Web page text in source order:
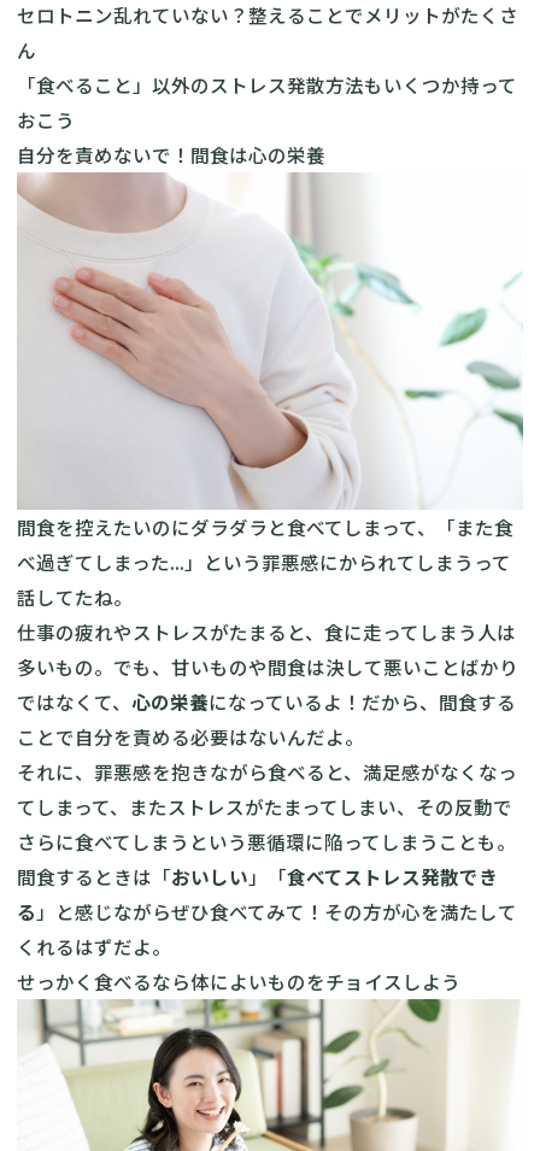
セロトニン乱れていない？整えることでメリットがたくさ
ん
「食べること」以外のストレス発散方法もいくつか持って
おこう
自分を責めないで！間食は心の栄養
間食を控えたいのにダラダラと食べてしまって、「また食
べ過ぎてしまった...」という罪悪感にかられてしまうって
話してたね。
仕事の疲れやストレスがたまると、食に走ってしまう人は
多いもの。でも、甘いものや間食は決して悪いことばかり
ではなくて、 心の栄養になっているよ！だから、間食する
ことで自分を責める必要はないんだよ。
それに、罪悪感を抱きながら食べると、満足感がなくなっ
てしまって、またストレスがたまってしまい、その反動で
さらに食べてしまうという悪循環に陥ってしまうことも。
間食するときは「おいしい 」「食べてストレス発散でき
る 」と感じながらぜひ食べてみて！その方が心を満たして
くれるはずだよ。
せっかく食べるなら体によいものをチョイスしよう